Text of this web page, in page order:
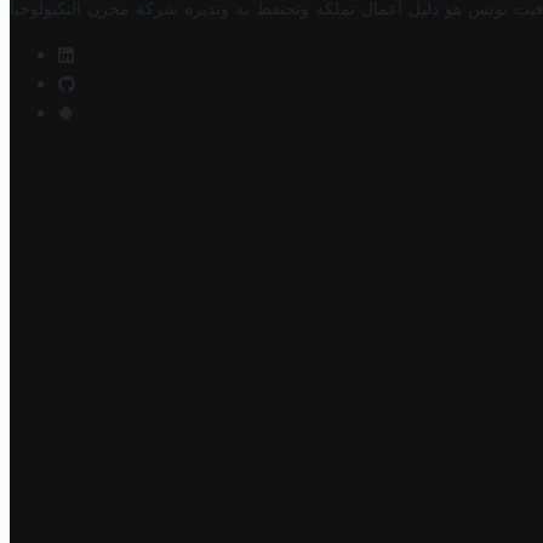
تونس هو دليل أعمال تملكه وتحتفظ به وتديره شركة مخزن التكنولوجيا